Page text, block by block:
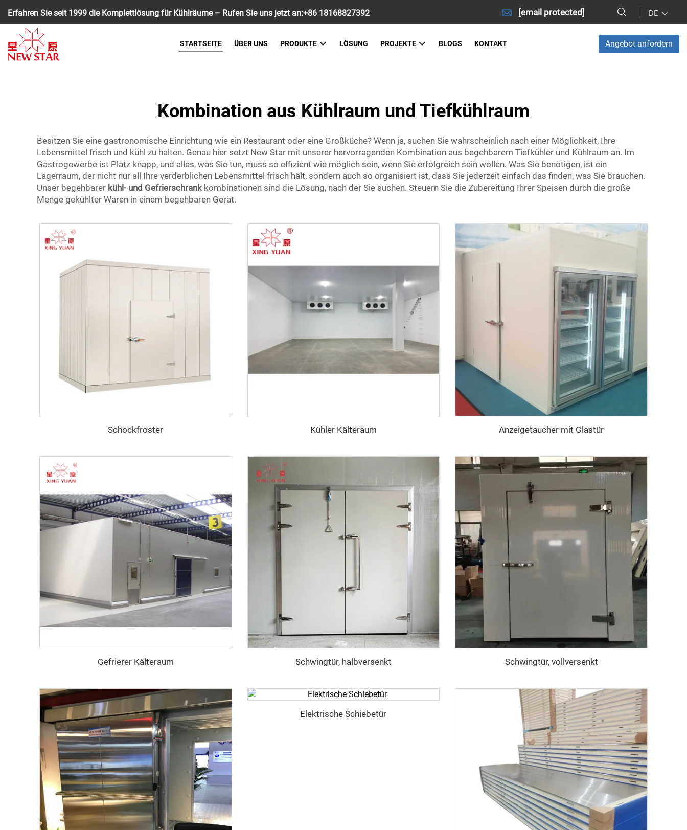
Erfahren Sie seit 1999 die Komplettlösung für Kühlräume – Rufen Sie uns jetzt an:+86 18168827392 [email protected] DE
STARTSEITE ÜBER UNS PRODUKTE LÖSUNG PROJEKTE BLOGS KONTAKT Angebot anfordern
Kombination aus Kühlraum und Tiefkühlraum
Besitzen Sie eine gastronomische Einrichtung wie ein Restaurant oder eine Großküche? Wenn ja, suchen Sie wahrscheinlich nach einer Möglichkeit, Ihre
Lebensmittel frisch und kühl zu halten. Genau hier setzt New Star mit unserer hervorragenden Kombination aus begehbarem Tiefkühler und Kühlraum an. Im
Gastrogewerbe ist Platz knapp, und alles, was Sie tun, muss so effizient wie möglich sein, wenn Sie erfolgreich sein wollen. Was Sie benötigen, ist ein
Lagerraum, der nicht nur all Ihre verderblichen Lebensmittel frisch hält, sondern auch so organisiert ist, dass Sie jederzeit einfach das finden, was Sie brauchen.
Unser begehbarer kühl- und Gefrierschrank kombinationen sind die Lösung, nach der Sie suchen. Steuern Sie die Zubereitung Ihrer Speisen durch die große
Menge gekühlter Waren in einem begehbaren Gerät.
Schockfroster Kühler Kälteraum Anzeigetaucher mit Glastür
Gefrierer Kälteraum Schwingtür, halbversenkt Schwingtür, vollversenkt
Elektrische Schiebetür